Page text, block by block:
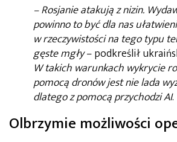
– Rosjanie atakują z nizin.
powinno to być dla nas
w rzeczywistości na tego typu
gęste mgły– podkreślił
W takich warunkach wykrycie
pomocą dronów jest nie lada
dlatego z pomocą przychodzi AI.
Olbrzymie możliwości